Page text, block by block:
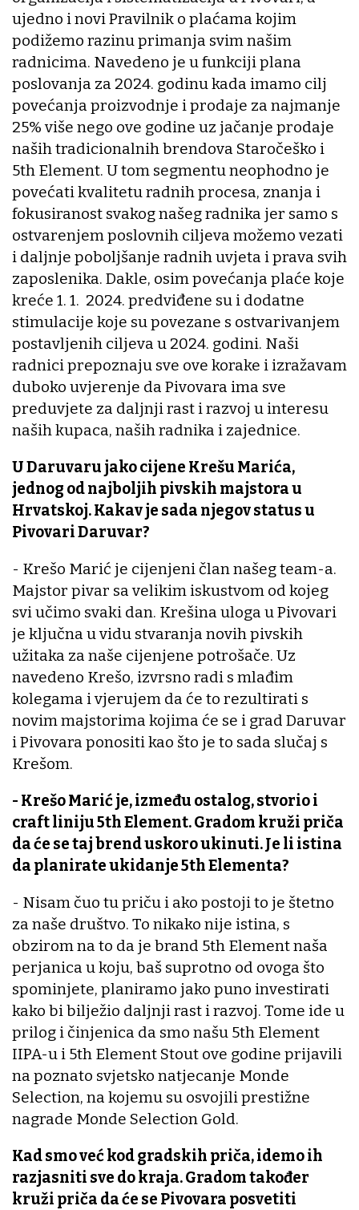
ujedno i novi Pravilnik o plaćama kojim
podižemo razinu primanja svim našim
radnicima. Navedeno je u funkciji plana
poslovanja za 2024. godinu kada imamo cilj
povećanja proizvodnje i prodaje za najmanje
25% više nego ove godine uz jačanje prodaje
naših tradicionalnih brendova Staročeško i
5th Element. U tom segmentu neophodno je
povećati kvalitetu radnih procesa, znanja i
fokusiranost svakog našeg radnika jer samo s
ostvarenjem poslovnih ciljeva možemo vezati
i daljnje poboljšanje radnih uvjeta i prava svih
zaposlenika. Dakle, osim povećanja plaće koje
kreće 1. 1. 2024. predviđene su i dodatne
stimulacije koje su povezane s ostvarivanjem
postavljenih ciljeva u 2024. godini. Naši
radnici prepoznaju sve ove korake i izražavam
duboko uvjerenje da Pivovara ima sve
preduvjete za daljnji rast i razvoj u interesu
naših kupaca, naših radnika i zajednice.
U Daruvaru jako cijene Krešu Marića,
jednog od najboljih pivskih majstora u
Hrvatskoj. Kakav je sada njegov status u
Pivovari Daruvar?
- Krešo Marić je cijenjeni član našeg team-a.
Majstor pivar sa velikim iskustvom od kojeg
svi učimo svaki dan. Krešina uloga u Pivovari
je ključna u vidu stvaranja novih pivskih
užitaka za naše cijenjene potrošače. Uz
navedeno Krešo, izvrsno radi s mlađim
kolegama i vjerujem da će to rezultirati s
novim majstorima kojima će se i grad Daruvar
i Pivovara ponositi kao što je to sada slučaj s
Krešom.
- Krešo Marić je, između ostalog, stvorio i
craft liniju 5th Element. Gradom kruži priča
da će se taj brend uskoro ukinuti. Je li istina
da planirate ukidanje 5th Elementa?
- Nisam čuo tu priču i ako postoji to je štetno
za naše društvo. To nikako nije istina, s
obzirom na to da je brand 5th Element naša
perjanica u koju, baš suprotno od ovoga što
spominjete, planiramo jako puno investirati
kako bi bilježio daljnji rast i razvoj. Tome ide u
prilog i činjenica da smo našu 5th Element
IIPA-u i 5th Element Stout ove godine prijavili
na poznato svjetsko natjecanje Monde
Selection, na kojemu su osvojili prestižne
nagrade Monde Selection Gold.
Kad smo već kod gradskih priča, idemo ih
razjasniti sve do kraja. Gradom također
kruži priča da će se Pivovara posvetiti